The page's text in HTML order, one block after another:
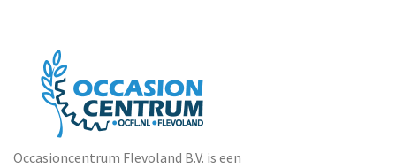
Occasioncentrum Flevoland B.V. is een